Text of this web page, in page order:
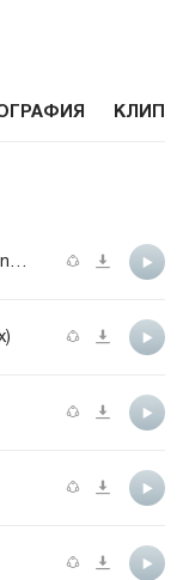
КЛИПЫ
Leonidas (Original Mix) (Original Mix)